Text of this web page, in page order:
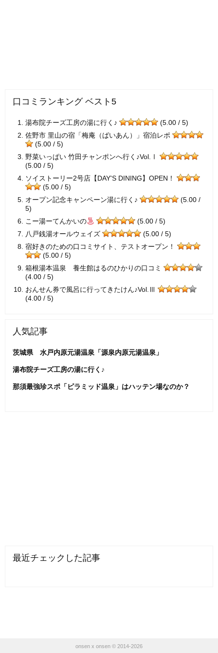
口コミランキング ベスト5
湯布院チーズ工房の湯に行く♪
(5.00 / 5)
佐野市 里山の宿「梅庵（ばいあん）」宿泊レポ
(5.00 / 5)
野菜いっぱい 竹田チャンポンへ行く♪Vol.Ⅰ
(5.00 / 5)
ソイストーリー2号店【DAY'S DINING】OPEN！
(5.00 / 5)
オープン記念キャンペーン湯に行く♪
(5.00 /
5)
こー湯ーてんかいの
(5.00 / 5)
八戸銭湯オールウェイズ
(5.00 / 5)
宿好きのための口コミサイト、テストオープン！
(5.00 / 5)
箱根湯本温泉 養生館はるのひかりの口コミ
(4.00 / 5)
おんせん券で風呂に行ってきたけん♪Vol.Ⅲ
(4.00 / 5)
人気記事
茨城県 水戸内原元湯温泉「源泉内原元湯温泉」
湯布院チーズ工房の湯に行く♪
那須最強珍スポ「ピラミッド温泉」はハッテン場なのか？
最近チェックした記事
onsen x onsen © 2014-2026